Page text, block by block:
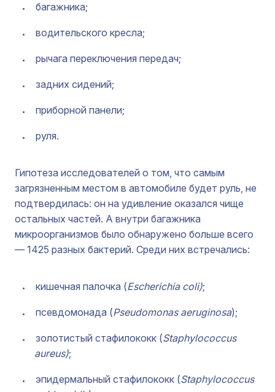
багажника;
водительского кресла;
рычага переключения передач;
задних сидений;
приборной панели;
руля.
Гипотеза исследователей о том, что самым
загрязненным местом в автомобиле будет руль, не
подтвердилась: он на удивление оказался чище
остальных частей. А внутри багажника
микроорганизмов было обнаружено больше всего
— 1425 разных бактерий. Среди них встречались:
кишечная палочка (Escherichia coli);
псевдомонада (Pseudomonas aeruginosa);
золотистый стафилококк (Staphylococcus
aureus);
эпидермальный стафилококк (Staphylococcus